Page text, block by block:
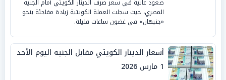
صعود عاتية في سعر صرف الدينار الكويتي أمام الجنيه
المصري، حيث سجلت العملة الكويتية زيادة مفاجئة بنحو
«جنيهان» في غضون ساعات قليلة.
أسعار الدينار الكويتي مقابل الجنيه اليوم الأحد
1 مارس 2026